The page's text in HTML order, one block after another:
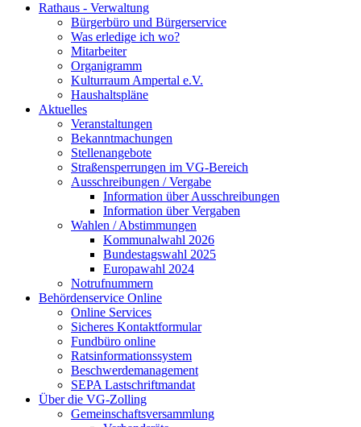
Rathaus - Verwaltung
Bürgerbüro und Bürgerservice
Was erledige ich wo?
Mitarbeiter
Organigramm
Kulturraum Ampertal e.V.
Haushaltspläne
Aktuelles
Veranstaltungen
Bekanntmachungen
Stellenangebote
Straßensperrungen im VG-Bereich
Ausschreibungen / Vergabe
Information über Ausschreibungen
Information über Vergaben
Wahlen / Abstimmungen
Kommunalwahl 2026
Bundestagswahl 2025
Europawahl 2024
Notrufnummern
Behördenservice Online
Online Services
Sicheres Kontaktformular
Fundbüro online
Ratsinformationssystem
Beschwerdemanagement
SEPA Lastschriftmandat
Über die VG-Zolling
Gemeinschaftsversammlung